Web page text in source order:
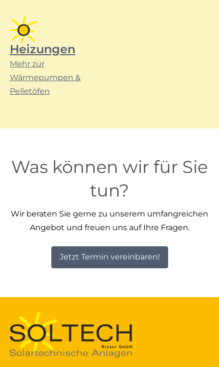
Heizungen
Mehr zur
Wärmepumpen &
Pelletöfen
Was können wir für Sie
tun?
Wir beraten Sie gerne zu unserem umfangreichen
Angebot und freuen uns auf Ihre Fragen.
Jetzt Termin vereinbaren!